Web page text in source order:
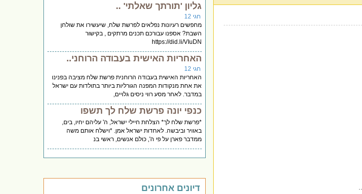
גליון 'תורתך שאלתי' ..
חגי 12
מחפשים רעיונות נפלאים לפרשת שלח, שיעשירו את שולחן
השבת? אספנו עבורכם תכנים מרתקים , בקישור
https://did.li/VIuDN
האחריות האישית בעבודה הרוחני..
חגי 12
האחריות האישית בעבודה הרוחנית פרשת שלח מציבה בפנינו
את אחת מנקודות המפנה הגורליות ביותר בתולדות עם ישראל
במדבר. לאחר מסע רווי ניסים גלויים,
כנפי יונה פרשת שלח לך תשפו
*פרשת שלח לך* הצלחת חיילי ישראל, ה' עליהם יחיו, בים,
באוויר וביבשה. לאחדות ישראל אמן. *וישלח אותם משה
ממדבר פארן על פי ה', כולם אנשים, ראשי בנ
דיונים אחרונים